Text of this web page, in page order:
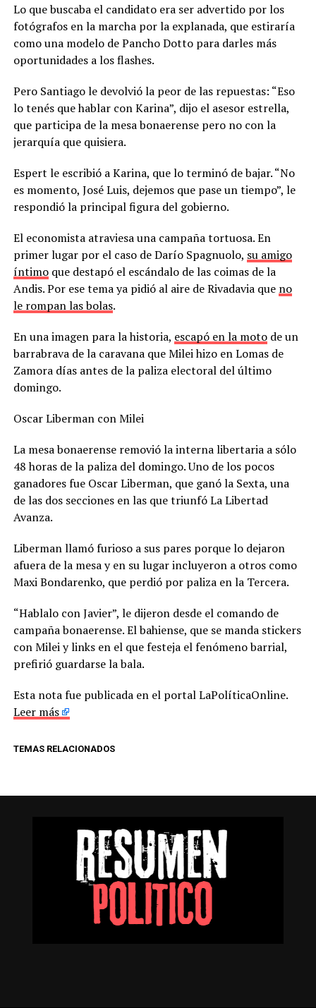
Lo que buscaba el candidato era ser advertido por los
fotógrafos en la marcha por la explanada, que estiraría
como una modelo de Pancho Dotto para darles más
oportunidades a los flashes.
Pero Santiago le devolvió la peor de las repuestas: “Eso
lo tenés que hablar con Karina”, dijo el asesor estrella,
que participa de la mesa bonaerense pero no con la
jerarquía que quisiera.
Espert le escribió a Karina, que lo terminó de bajar. “No
es momento, José Luis, dejemos que pase un tiempo”, le
respondió la principal figura del gobierno.
El economista atraviesa una campaña tortuosa. En
primer lugar por el caso de Darío Spagnuolo, su amigo
íntimoque destapó el escándalo de las coimas de la
Andis. Por ese tema ya pidió al aire de Rivadavia que no
le rompan las bolas.
En una imagen para la historia, escapó en la motode un
barrabrava de la caravana que Milei hizo en Lomas de
Zamora días antes de la paliza electoral del último
domingo.
Oscar Liberman con Milei
La mesa bonaerense removió la interna libertaria a sólo
48 horas de la paliza del domingo. Uno de los pocos
ganadores fue Oscar Liberman, que ganó la Sexta, una
de las dos secciones en las que triunfó La Libertad
Avanza.
Liberman llamó furioso a sus pares porque lo dejaron
afuera de la mesa y en su lugar incluyeron a otros como
Maxi Bondarenko, que perdió por paliza en la Tercera.
“Hablalo con Javier”, le dijeron desde el comando de
campaña bonaerense. El bahiense, que se manda stickers
con Milei y links en el que festeja el fenómeno barrial,
prefirió guardarse la bala.
Esta nota fue publicada en el portal LaPolíticaOnline.
Leer más
TEMAS RELACIONADOS